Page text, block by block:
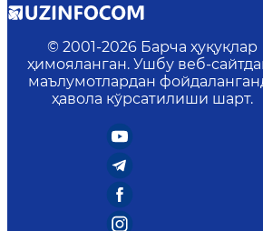
© 2001-2026 Барча ҳуқуқлар
ҳимояланган. Ушбу веб-
маълумотлардан
ҳавола кўрсатилиши шарт.